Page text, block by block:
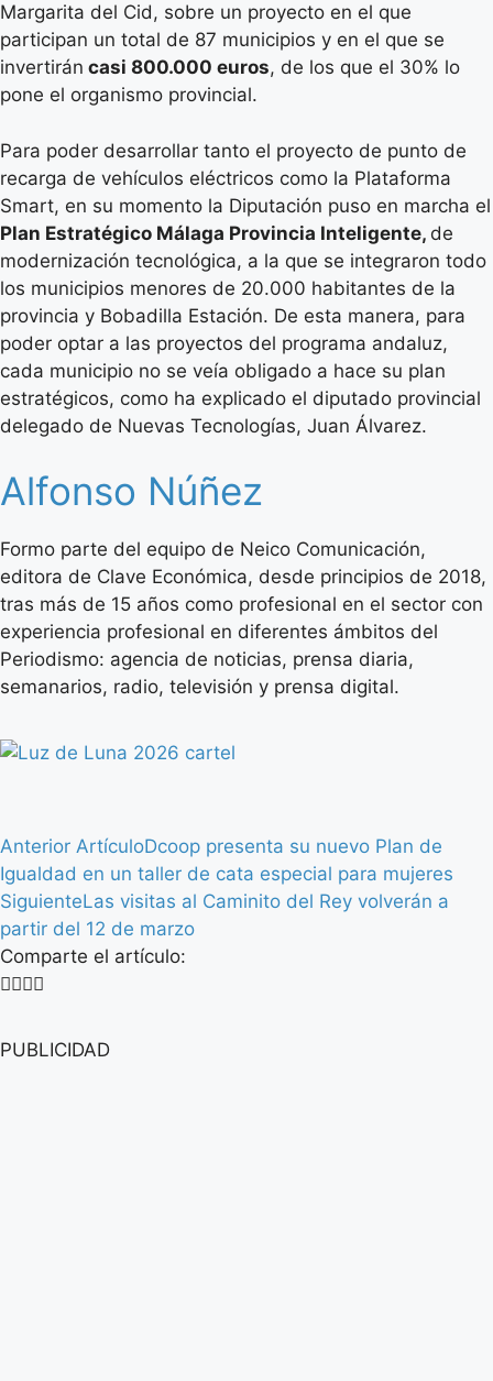
Margarita del Cid, sobre un proyecto en el que
participan un total de 87 municipios y en el que se
invertirán casi 800.000 euros, de los que el 30% lo
pone el organismo provincial.
Para poder desarrollar tanto el proyecto de punto de
recarga de vehículos eléctricos como la Plataforma
Smart, en su momento la Diputación puso en marcha el
Plan Estratégico Málaga Provincia Inteligente, de
modernización tecnológica, a la que se integraron todo
los municipios menores de 20.000 habitantes de la
provincia y Bobadilla Estación. De esta manera, para
poder optar a las proyectos del programa andaluz,
cada municipio no se veía obligado a hace su plan
estratégicos, como ha explicado el diputado provincial
delegado de Nuevas Tecnologías, Juan Álvarez.
Alfonso Núñez
Formo parte del equipo de Neico Comunicación,
editora de Clave Económica, desde principios de 2018,
tras más de 15 años como profesional en el sector con
experiencia profesional en diferentes ámbitos del
Periodismo: agencia de noticias, prensa diaria,
semanarios, radio, televisión y prensa digital.
Anterior ArtículoDcoop presenta su nuevo Plan de
Igualdad en un taller de cata especial para mujeres
SiguienteLas visitas al Caminito del Rey volverán a
partir del 12 de marzo
Comparte el artículo:
PUBLICIDAD